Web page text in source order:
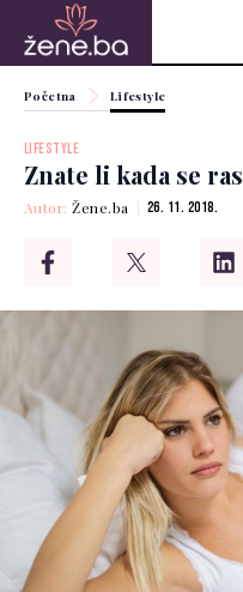
Početna Lifestyle
LIFESTYLE
Znate li kada se
Autor:Žene.ba 26. 11. 2018.